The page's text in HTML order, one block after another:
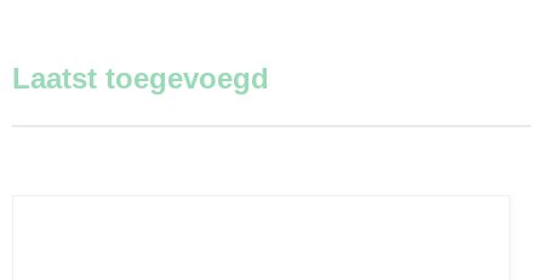
Laatst toegevoegd